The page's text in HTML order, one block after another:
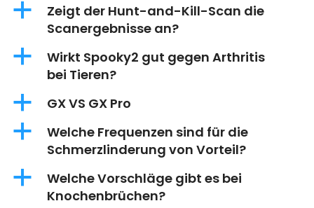
a
Zeigt der Hunt-and-Kill-Scan die
Scanergebnisse an?
a
Wirkt Spooky2 gut gegen Arthritis
bei Tieren?
a GX VS GX Pro
a
Welche Frequenzen sind für die
Schmerzlinderung von Vorteil?
a
Welche Vorschläge gibt es bei
Knochenbrüchen?